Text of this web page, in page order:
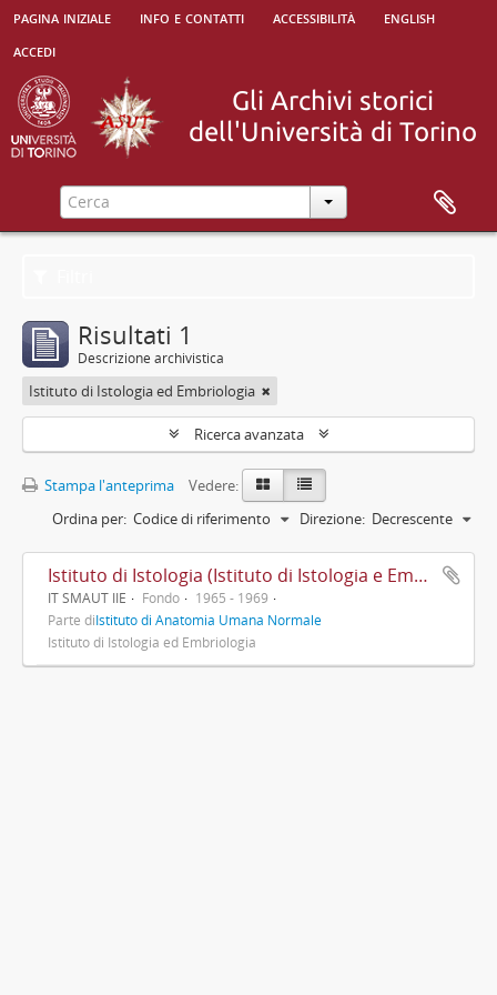
pagina iniziale info e contatti accessibilità
english
accedi
Risultati 1
Descrizione archivistica
Istituto di Istologia ed Embriologia
Ricerca avanzata
Stampa l'anteprima
Vedere:
Ordina per: Codice di riferimento Direzione: Decrescente
Istituto di Istologia (Istituto di Istologia e Embriologia)
IT SMAUT IIE Fondo
1965 - 1969
Parte diIstituto di Anatomia Umana Normale
Istituto di Istologia ed Embriologia